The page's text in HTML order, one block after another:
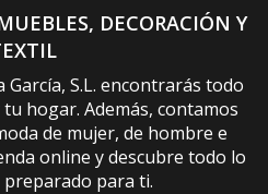
DECORACIÓN Y
S.L. encontrarás todo
hogar. Además, contamos
de mujer, de hombre e
online y descubre todo lo
para ti.